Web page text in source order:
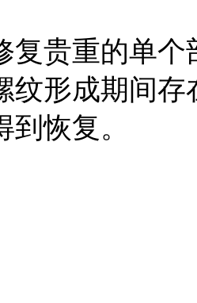
复贵重的单
纹形成期间
恢复。